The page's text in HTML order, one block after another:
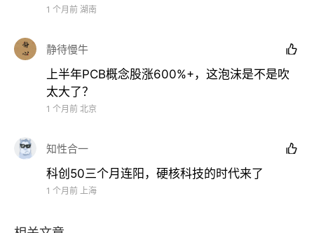
1 个月前 湖南
静待慢牛 
上半年PCB概念股涨600%+，这泡沫是不是吹
太大了？
1 个月前 北京
知性合一 
科创50三个月连阳，硬核科技的时代来了
1 个月前 上海